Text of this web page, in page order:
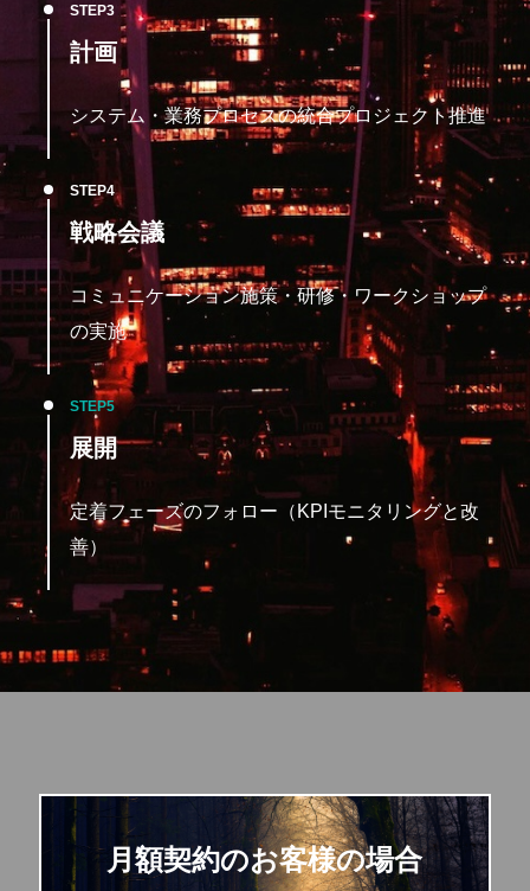
STEP
計画
システム・業務プロセスの統合プロジェクト推進
STEP
戦略会議
コミュニケーション施策・研修・ワークショップ
の実施
STEP
展開
定着フェーズのフォロー（KPIモニタリングと改
善）
月額契約のお客様の場合